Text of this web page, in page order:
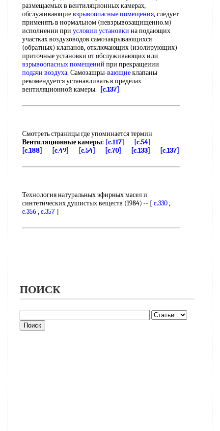
размещаемых в вентиляционных камерах,
обслуживающиевзрывоопасные помещения, следует
применять в нормальном (невзрывозащищенно.м)
исполнении при условии установки на подающих
участках воздуховодов самозакрывающихся
(обратных) клапанов, отключающих (изолирующих)
приточные установки от обслуживающих или
взрывоопасных помещений при прекращеиии
подачи воздуха. Самозашры-вающиеклапаны
рекомендуется устанавливать в пределах
вентиляционной камеры.
[c.137]
Смотреть страницы где упоминается термин
Вентиляционные камеры: [c.117]
[c.54]
[c.188]
[c.49] [c.54] [c.70] [c.133] [c.137]
Технология натуральных эфирных масел и
синтетических душистых веществ (1984) -- [ c.330,
c.356,c.357]
ПОИСК